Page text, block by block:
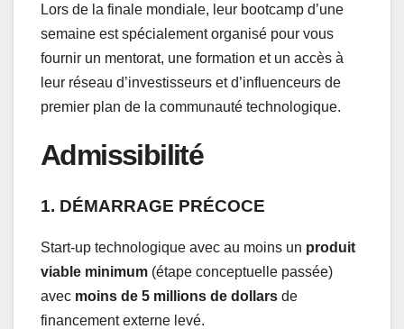
Lors de la finale mondiale, leur bootcamp d’une
semaine est spécialement organisé pour vous
fournir un mentorat, une formation et un accès à
leur réseau d’investisseurs et d’influenceurs de
premier plan de la communauté technologique.
Admissibilité
1. DÉMARRAGE PRÉCOCE
Start-up technologique avec au moins un produit
viable minimum (étape conceptuelle passée)
avec moins de 5 millions de dollars de
financement externe levé.